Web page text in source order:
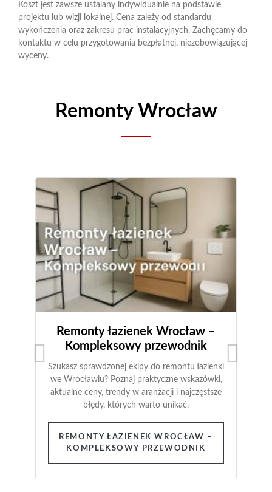
Koszt jest zawsze ustalany indywidualnie na podstawie
projektu lub wizji lokalnej. Cena zależy od standardu
wykończenia oraz zakresu prac instalacyjnych. Zachęcamy do
kontaktu w celu przygotowania bezpłatnej, niezobowiązującej
wyceny.
Remonty Wrocław
Remonty łazienek Wrocław –
Kompleksowy przewodnik
Szukasz sprawdzonej ekipy do remontu łazienki
we Wrocławiu? Poznaj praktyczne wskazówki,
aktualne ceny, trendy w aranżacji i najczęstsze
błędy, których warto unikać.
REMONTY ŁAZIENEK WROCŁAW –
KOMPLEKSOWY PRZEWODNIK